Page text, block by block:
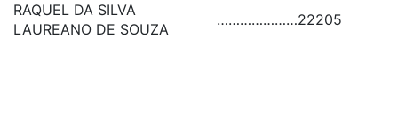
RAQUEL DA SILVA
LAUREANO DE SOUZA
…………………22205